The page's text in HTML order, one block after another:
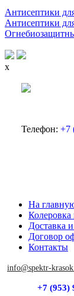
Антисептики
Антисептики
x
Телефон: +7
На
Колеровка
Доставка
Договор
Контакты
info@spektr-
+7 (953)